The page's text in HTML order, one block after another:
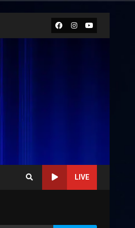
Facebook
Instagram
Youtube
LIVE